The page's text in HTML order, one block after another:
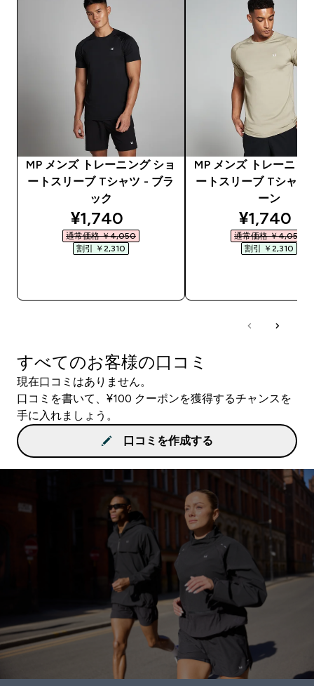
MP メンズ トレーニング ショ
ートスリーブ Tシャツ - ブラ
ック
discounted price
¥1,740‎
通常価格 ￥4,050‎
割引 ￥2,310‎
MP メンズ トレーニン
ートスリーブ Tシャツ
ーン
¥1,740‎
通常価格 ￥4,050‎
割引 ￥2,310‎
すべてのお客様の口コミ
現在口コミはありません。
口コミを書いて、¥100 クーポンを獲得するチャンスを
手に入れましょう。
口コミを作成する